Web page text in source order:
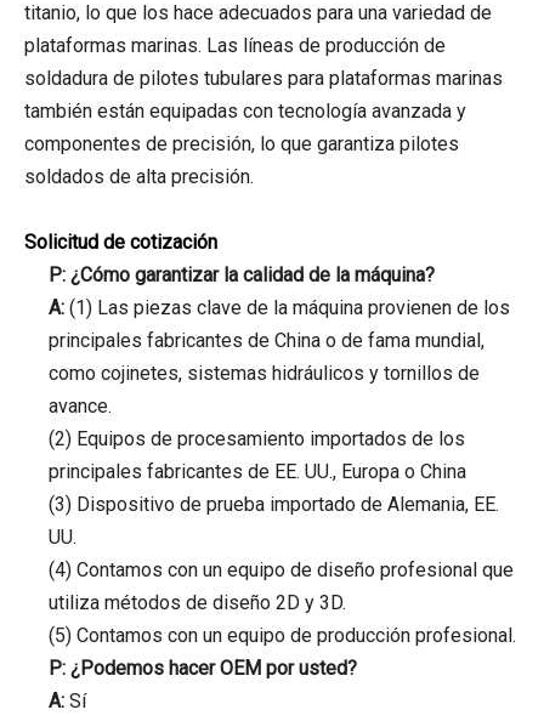
titanio, lo que los hace adecuados para una variedad de
plataformas marinas. Las líneas de producción de
soldadura de pilotes tubulares para plataformas marinas
también están equipadas con tecnología avanzada y
componentes de precisión, lo que garantiza pilotes
soldados de alta precisión.
Solicitud de cotización
P: ¿Cómo garantizar la calidad de la máquina?
A: (1) Las piezas clave de la máquina provienen de los
principales fabricantes de China o de fama mundial,
como cojinetes, sistemas hidráulicos y tornillos de
avance.
(2) Equipos de procesamiento importados de los
principales fabricantes de EE. UU., Europa o China
(3) Dispositivo de prueba importado de Alemania, EE.
UU.
(4) Contamos con un equipo de diseño profesional que
utiliza métodos de diseño 2D y 3D.
(5) Contamos con un equipo de producción profesional.
P: ¿Podemos hacer OEM por usted?
A: Sí